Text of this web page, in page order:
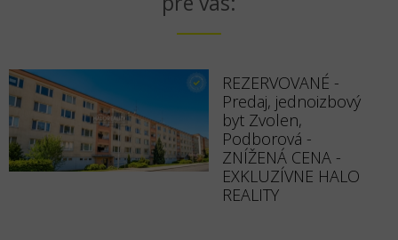
REZERVOVANÉ -
Predaj, jednoizbový
byt Zvolen,
Podborová -
ZNÍŽENÁ CENA -
EXKLUZÍVNE HALO
REALITY